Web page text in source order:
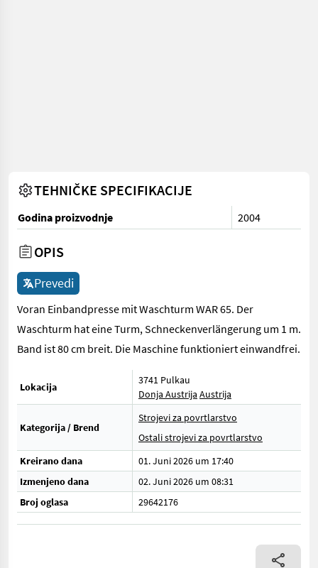
TEHNIČKE SPECIFIKACIJE
Godina proizvodnje 2004
OPIS
Prevedi
Voran Einbandpresse mit Waschturm WAR 65. Der
Waschturm hat eine Turm, Schneckenverlängerung um 1 m.
Band ist 80 cm breit. Die Maschine funktioniert einwandfrei.
Lokacija
3741 Pulkau
Donja Austrija Austrija
Kategorija / Brend
Strojevi za povrtlarstvo
Ostali strojevi za povrtlarstvo
Kreirano dana
01. Juni 2026 um 17:40
Izmenjeno dana
02. Juni 2026 um 08:31
Broj oglasa
29642176